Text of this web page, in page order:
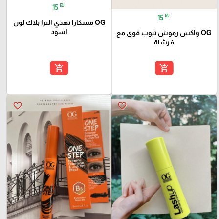
15 ₪
OG واكس رموش تيوب قوي مع
فرشاة
add_shopping_cart
15 ₪
OG مسكارا نهدي الترا بلاك لون
اسود
add_shopping_cart
favorite_border
favorite_border